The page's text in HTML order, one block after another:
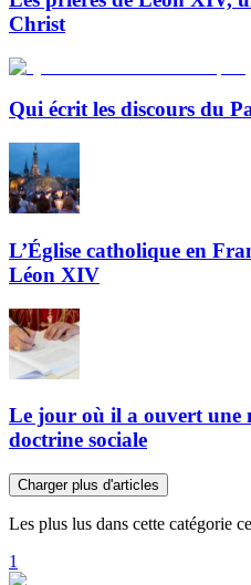
Christ
Qui écrit les discours du
L’Église catholique en
Léon XIV
Le jour où il a ouvert une
doctrine sociale
Charger plus d'articles
Les plus lus dans cette catégorie
1